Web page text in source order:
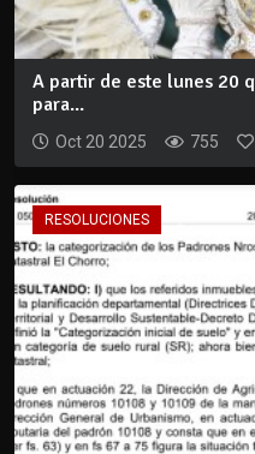
A partir de este lunes 20
para...
Oct 20 2025 755
RESOLUCIONES